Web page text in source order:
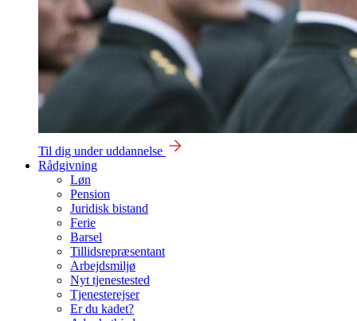
Til dig under uddannelse
Rådgivning
Løn
Pension
Juridisk bistand
Ferie
Barsel
Tillidsrepræsentant
Arbejdsmiljø
Nyt tjenestested
Tjenesterejser
Er du kadet?